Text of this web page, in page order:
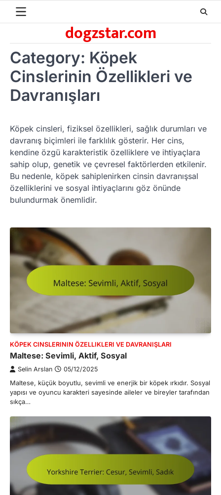
dogzstar.com
Category: Köpek
Cinslerinin Özellikleri ve
Davranışları
Köpek cinsleri, fiziksel özellikleri, sağlık durumları ve
davranış biçimleri ile farklılık gösterir. Her cins,
kendine özgü karakteristik özelliklere ve ihtiyaçlara
sahip olup, genetik ve çevresel faktörlerden etkilenir.
Bu nedenle, köpek sahiplenirken cinsin davranışsal
özelliklerini ve sosyal ihtiyaçlarını göz önünde
bulundurmak önemlidir.
KÖPEK CINSLERININ ÖZELLIKLERI VE DAVRANIŞLARI
Maltese: Sevimli, Aktif, Sosyal
Selin Arslan 05/12/2025
Maltese, küçük boyutlu, sevimli ve enerjik bir köpek ırkıdır. Sosyal
yapısı ve oyuncu karakteri sayesinde aileler ve bireyler tarafından
sıkça…